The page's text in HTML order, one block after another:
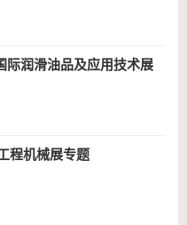
际润滑油品及应用技术展
程机械展专题